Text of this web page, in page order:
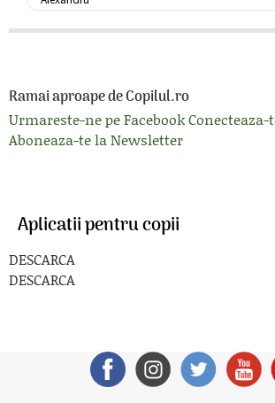
Ramai aproape de Copilul.ro
Urmareste-ne pe FacebookConecteaza-
Aboneaza-te la Newsletter
Aplicatii pentru copii
DESCARCA
DESCARCA